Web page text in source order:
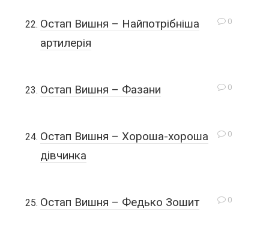
0
Остап Вишня – Найпотрібніша
артилерія
0
Остап Вишня – Фазани
0
Остап Вишня – Хороша-хороша
дівчинка
0
Остап Вишня – Федько Зошит